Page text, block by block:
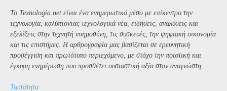
Το Texnologia.net είναι ένα ενημερωτικό μέσο με επίκεντρο την
τεχνολογία, καλύπτοντας τεχνολογικά νέα, ειδήσεις, αναλύσεις και
εξελίξεις στην τεχνητή νοημοσύνη, τις συσκευές, την ψηφιακή οικονομία
και τις επιστήμες. Η αρθρογραφία μας βασίζεται σε ερευνητική
προσέγγιση και πρωτότυπο περιεχόμενο, με στόχο την ποιοτική και
έγκυρη ενημέρωση που προσθέτει ουσιαστική αξία στον αναγνώστη..
Ταυτότητα